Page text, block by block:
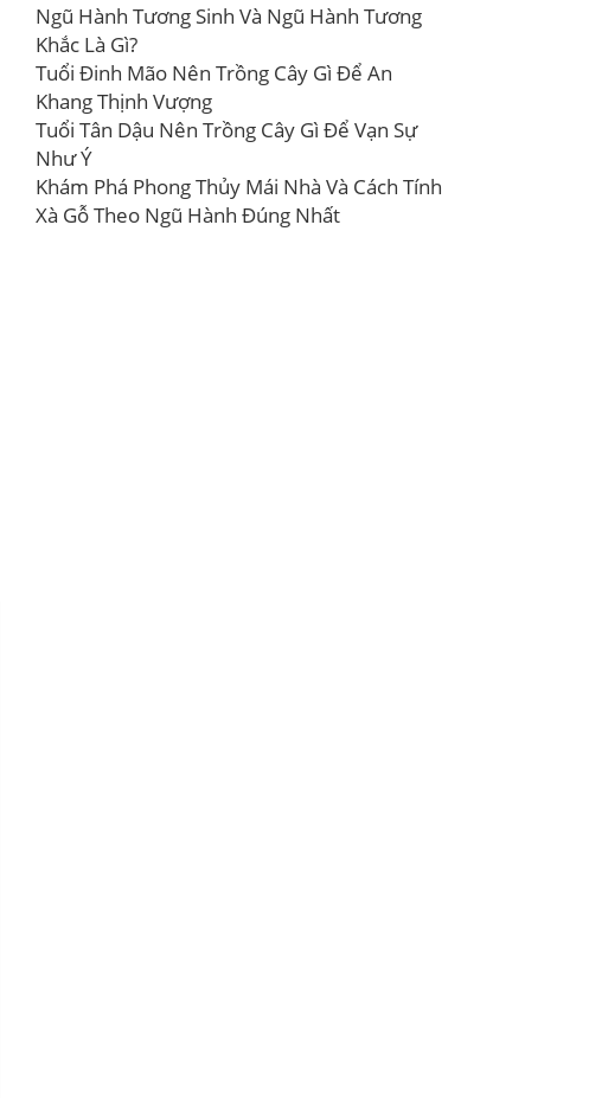
Ngũ Hành Tương Sinh Và Ngũ Hành Tương
Khắc Là Gì?
Tuổi Đinh Mão Nên Trồng Cây Gì Để An
Khang Thịnh Vượng
Tuổi Tân Dậu Nên Trồng Cây Gì Để Vạn Sự
Như Ý
Khám Phá Phong Thủy Mái Nhà Và Cách Tính
Xà Gỗ Theo Ngũ Hành Đúng Nhất